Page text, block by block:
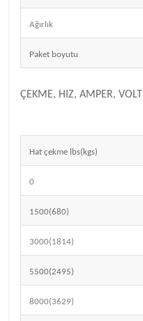
Ağırlık
Paket boyutu
ÇEKME, HIZ, AMPER, VOLT
Hat çekme lbs(kgs)
0
1500(680)
3000(1814)
5500(2495)
8000(3629)